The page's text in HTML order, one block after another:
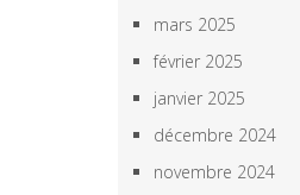
mars 2025
février 2025
janvier 2025
décembre 2024
novembre 2024